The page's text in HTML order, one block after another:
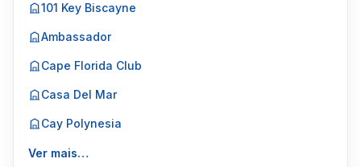
101 Key Biscayne
Ambassador
Cape Florida Club
Casa Del Mar
Cay Polynesia
Ver mais…